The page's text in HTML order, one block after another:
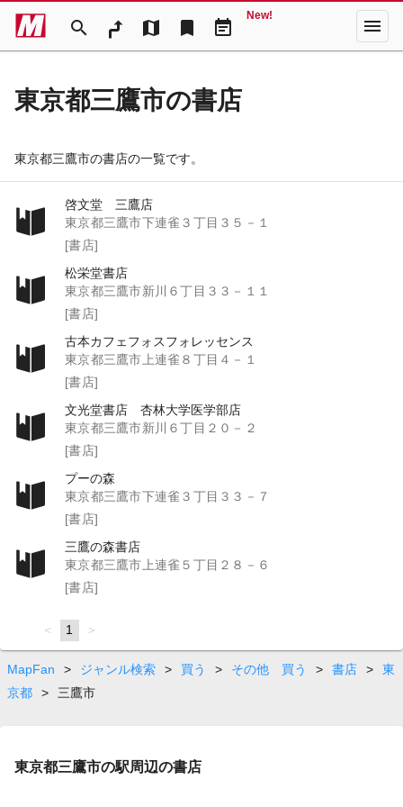
search map bookmark event_note
New! menu
東京都三鷹市の書店
東京都三鷹市の書店の一覧です。
啓文堂 三鷹店
東京都三鷹市下連雀３丁目３５－１
[書店]
松栄堂書店
東京都三鷹市新川６丁目３３－１１
[書店]
古本カフェフォスフォレッセンス
東京都三鷹市上連雀８丁目４－１
[書店]
文光堂書店 杏林大学医学部店
東京都三鷹市新川６丁目２０－２
[書店]
プーの森
東京都三鷹市下連雀３丁目３３－７
[書店]
三鷹の森書店
東京都三鷹市上連雀５丁目２８－６
[書店]
page
You're
on
page
1 page
MapFan > ジャンル検索 > 買う > その他 買う > 書店 >
東
京都
> 三鷹市
東京都三鷹市の駅周辺の書店